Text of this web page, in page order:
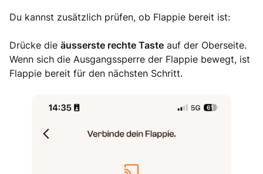
Du kannst zusätzlich prüfen, ob Flappie bereit ist:
Drücke die äusserste rechte Taste auf der Oberseite.
Wenn sich die Ausgangssperre der Flappie bewegt, ist
Flappie bereit für den nächsten Schritt.